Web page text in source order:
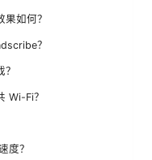
如何？
？
Wi-Fi？
度？